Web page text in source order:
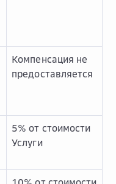
Компенсация не
предоставляется
5% от стоимости
Услуги